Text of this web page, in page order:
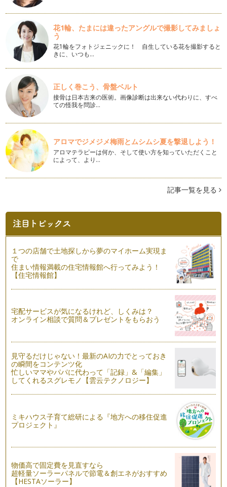
お子様の時間の管理、どうしていますか？
小さなお子様をお持ちのママは、一日中忙しいですよね。さら
に、ワーキングママはもっと大変でし…
計算が得意になる方法
さて、いよいよ新学期が始まりましたね。私は、仕事柄、「算
数が出来る子どもになってほしいので…
算数工作～時計を作ろう
夏休みの算数教室で、「算数工作～時計を作ろう」を行いまし
た。幼稚園のお子さんなら、ママが少…
トランプ遊びで数を覚えましょう
夏休み真っただ中ですね！ この時期は、パパがお休みだった
り、家族で旅行に行ったりすることが…
ドリルの使い方
いよいよ夏休みですね。私がいつもお話ししているように、小
一ヵ月に一度、幼稚園～小学生低学年のお子さまに、算数スク
ールを開いています。ここでは、お母…
夏休みの旅行のススメ～海外編
前回の記事では、夏休みの旅行のススメ～国内編、でしたが、
今回は、海外編に挑戦！！ 題して、…
夏休みの旅行のススメ～国内編
夏休みのご予定はもう立てられましたか？ ご家族で旅行に出
子どもと一緒にスーパーでお買いもの♪
日常生活の中で、楽しく学びましょう～と言われても、お買い
ものに子どもを連れて行くと、大変だ…
お風呂で楽しくお勉強♪
湯船の中で、「１から２０まで数えてから出ましょうね！」
皆さん、必ずやったことがありますよ…
算数の基本の一つに、「数え上げ」があります。ママがお台所
でお料理を作っているときに、いろい…
塾の算数講師をしていると、「どうしたら計算が早くなります
か？」「どうやれば算数が出来るよう…
花1輪、たまには違ったアングルで撮影してみましょ
う
花1輪をフォトジェニックに！ 自生している花を撮影すると
きに、いつも…
正しく巻こう、骨盤ベルト
接骨は日本古来の医術。画像診断は出来ない代わりに、すべ
ての怪我を問診…
アロマでジメジメ梅雨とムシムシ夏を撃退しよう！
アロマテラピーは何か、そして使い方を知っていただくこと
によって、より…
記事一覧を見る
１つの店舗で土地探しから夢のマイホーム実現ま
で
住まい情報満載の住宅情報館へ行ってみよう！
【住宅情報館】
宅配サービスが気になるけれど、しくみは？
オンライン相談で質問＆プレゼントをもらおう
見守るだけじゃない！最新のAIの力でとっておき
の瞬間をコンテンツ化
忙しいママやパパに代わって「記録」&「編集」
してくれるスグレモノ【雲云テクノロジー】
ミキハウス子育て総研による『地方への移住促進
プロジェクト』
物価高で固定費を見直すなら
超軽量ソーラーパネルで節電＆創エネがおすすめ
【HESTAソーラー】